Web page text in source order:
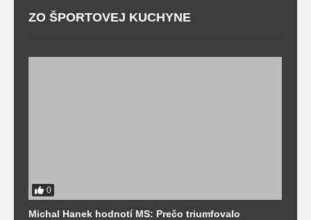
ZO ŠPORTOVEJ KUCHYNE
0
Michal Hanek hodnotí MS: Prečo triumfovalo